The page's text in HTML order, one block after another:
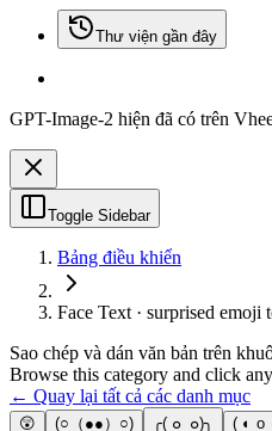
Thư viện gần đây
GPT-Image-2 hiện đã có trên
Toggle Sidebar
Bảng điều khiển
Face Text · surprised emoji
Sao chép và dán văn bản trên
Browse this category and click
← Quay lại tất cả các danh mục
😲 (○（●●）○) ╭( ๐_๐)╮ ( ◐ o